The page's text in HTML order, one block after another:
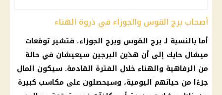
أصحاب برج القوس والجوزاء في ذروة الهناء
أما بالنسبة لـبرج القوس وبرج الجوزاء، فتشيرتوقعات
ميشال حايك إلى أن هذين البرجين سيعيشان في حالة
من الرفاهية والهناء خلال الفترة القادمة. سيكون المال
جزءًا من حياتهم اليومية، وسيحصلون على مكاسب كبيرة